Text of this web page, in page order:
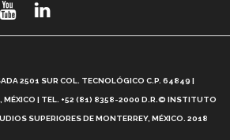
el Modelo Educativo Tec? (video)
2501 SUR COL. TECNOLÓGICO C.P. 64849 |
MÉXICO | TEL. +52 (81) 8358-2000 D.R.© INSTITUTO
SUPERIORES DE MONTERREY, MÉXICO. 2018